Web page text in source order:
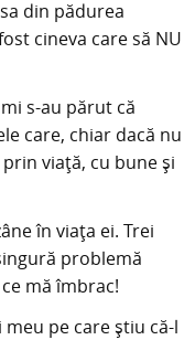
din pădurea
cineva care să NU
s-au părut că
care, chiar dacă nu
viață, cu bune și
în viața ei. Trei
problemă
mă îmbrac!
pe care știu că-l